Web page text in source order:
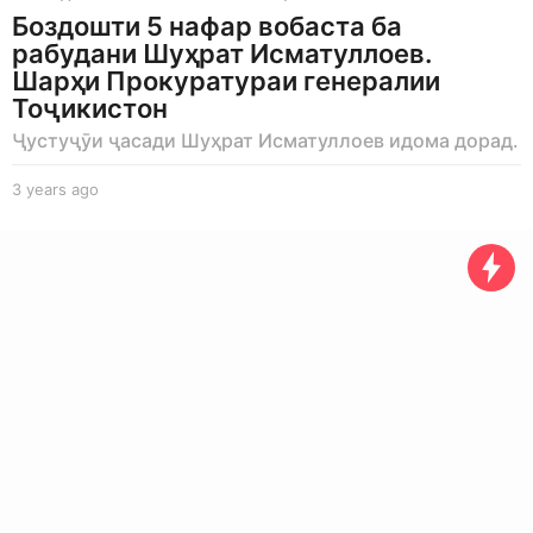
Боздошти 5 нафар вобаста ба
рабудани Шуҳрат Исматуллоев.
Шарҳи Прокуратураи генералии
Тоҷикистон
Ҷустуҷӯи ҷасади Шуҳрат Исматуллоев идома дорад.
3 years ago